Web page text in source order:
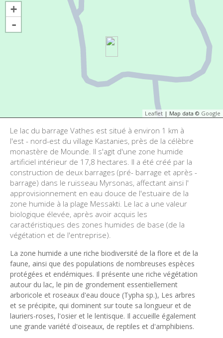
+
-
Leaflet | Map data © Google
Le lac du barrage Vathes est situé à environ 1 km à
l'est - nord-est du village Kastanies, près de la célèbre
monastère de Mounde. Il s'agit d'une zone humide
artificiel intérieur de 17,8 hectares. Il a été créé par la
construction de deux barrages (pré- barrage et après -
barrage) dans le ruisseau Myrsonas, affectant ainsi l'
approvisionnement en eau douce de l'estuaire de la
zone humide à la plage Messakti. Le lac a une valeur
biologique élevée, après avoir acquis les
caractéristiques des zones humides de base (de la
végétation et de l'entreprise).
La zone humide a une riche biodiversité de la flore et de la
faune, ainsi que des populations de nombreuses espèces
protégées et endémiques. Il présente une riche végétation
autour du lac, le pin de grondement essentiellement
arboricole et roseaux d'eau douce (Typha sp.), Les arbres
et se précipite, qui dominent sur ​​toute sa longueur et de
lauriers-roses, l'osier et le lentisque. Il accueille également
une grande variété d'oiseaux, de reptiles et d'amphibiens.